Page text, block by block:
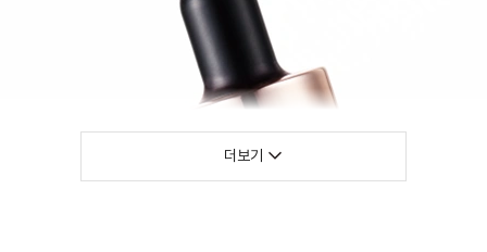
더보기